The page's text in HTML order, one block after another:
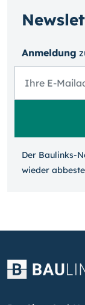
Anmeldung
Der Baulinks-
wieder